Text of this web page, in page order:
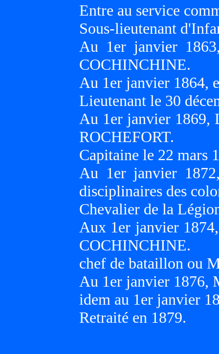
Entre au service
Sous-lieutenant
Au 1er janvier
COCHINCHINE.
Au 1er janvier 1864,
Lieutenant le 30
Au 1er janvier 1869,
ROCHEFORT.
Capitaine le 22 mars
Au 1er janvier
disciplinaires des
Chevalier de la
Aux 1er janvier
COCHINCHINE.
chef de bataillon ou
Au 1er janvier 1876,
idem au 1er janvier
Retraité en 1879.